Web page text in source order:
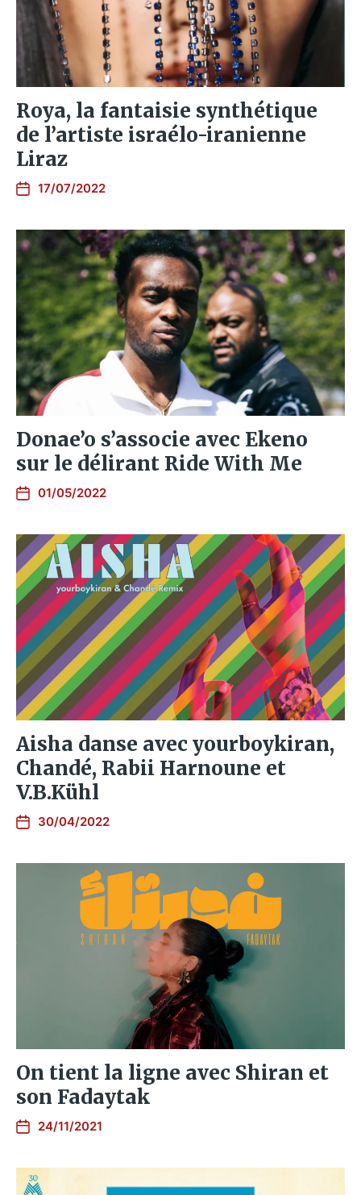
Roya, la fantaisie synthétique
de l’artiste israélo-iranienne
Liraz
17/07/2022
Donae’o s’associe avec Ekeno
sur le délirant Ride With Me
01/05/2022
Aisha danse avec yourboykiran,
Chandé, Rabii Harnoune et
V.B.Kühl
30/04/2022
On tient la ligne avec Shiran et
son Fadaytak
24/11/2021